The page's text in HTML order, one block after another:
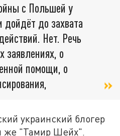
с Польшей у
дойдёт до захвата
Нет. Речь
заявлениях, о
помощи, о
украинский блогер
же "Тамир Шейх".